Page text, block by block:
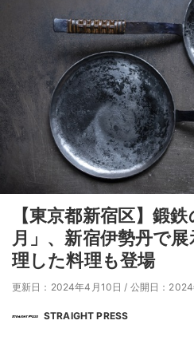
【東京都新宿区】鍛
月」、新宿伊勢丹で
理した料理も登場
更新日：2024年4月10日 / 公開日：
STRAIGHT PRESS